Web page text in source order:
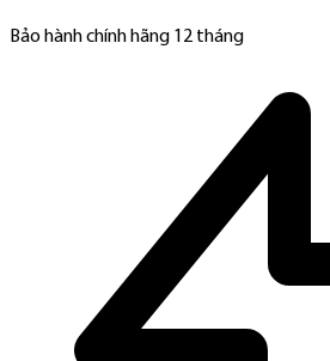
Bảo hành chính hãng 12 tháng